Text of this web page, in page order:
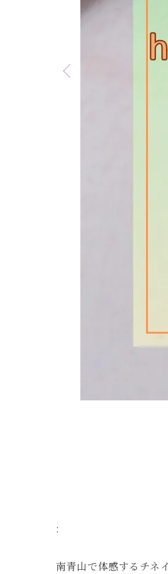
:
南青山で体感するチネ